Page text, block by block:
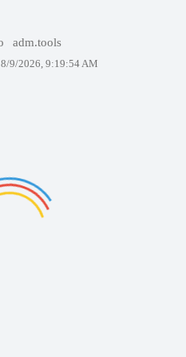
adm.tools
8/9/2026, 9:19:54 AM